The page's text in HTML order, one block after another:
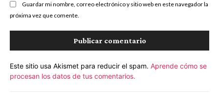
Guardar mi nombre, correo electrónico y sitio web en este navegador la
próxima vez que comente.
Este sitio usa Akismet para reducir el spam. Aprende cómo se
procesan los datos de tus comentarios.